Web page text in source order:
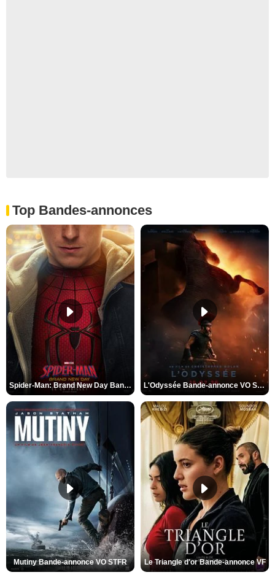
Top Bandes-annonces
Spider-Man: Brand New Day Bande-annonce VO STFR L'Odyssée Bande-annonce VO STFR
Mutiny Bande-annonce VO STFR Le Triangle d'or Bande-annonce VF